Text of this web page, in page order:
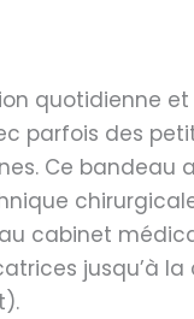
quotidienne et
parfois des
Ce bandeau
cabinet
jusqu’à la